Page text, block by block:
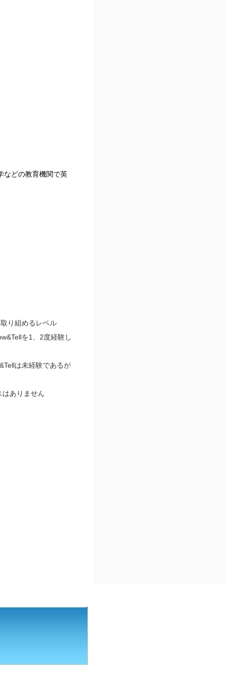
などの教育機関で英
り組めるレベル
を1、2度経験し
は未経験であるが
ありません